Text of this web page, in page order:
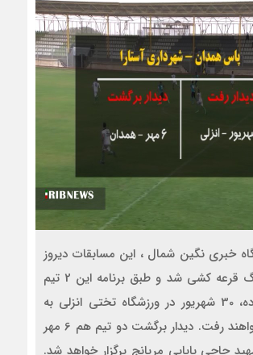
خبری نگین شمال ، این مسابقات دیروز
در سازمان لیگ قرعه کشی شد و طبق برنامه این 2 تیم
از ساعت نوزده، 30 شهریور در ورزشگاه تختی انزلی به
مصاف هم خواهند رفت. دیدار برگشت دو تیم هم 6 مهر
حاجی بابایی مریانج برگزار خواهد شد.